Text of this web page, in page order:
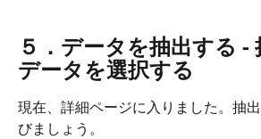
５．データを抽出する -
データを選択する
現在、詳細ページに入りました。抽
びましょう。